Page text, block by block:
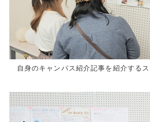
自身のキャンパス紹介記事を紹介するス